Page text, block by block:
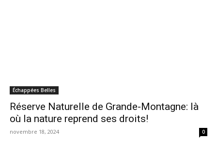
Échappées Belles
Réserve Naturelle de Grande-Montagne: là
où la nature reprend ses droits!
novembre 18, 2024 0